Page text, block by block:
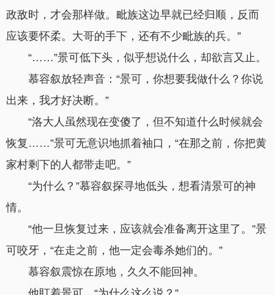
政敌时，才会那样做。毗族这边早就已经归顺，反而
应该要怀柔。大哥的手下，还有不少毗族的兵。”
“……”景可低下头，似乎想说什么，却欲言又止。
慕容叙放轻声音：“景可，你想要我做什么？你说
出来，我才好决断。”
“洛大人虽然现在变傻了，但不知道什么时候就会
恢复……”景可无意识地抓着袖口，“在那之前，你把黄
家村剩下的人都带走吧。”
“为什么？”慕容叙探寻地低头，想看清景可的神
情。
“他一旦恢复过来，应该就会准备离开这里了。”景
可咬牙，“在走之前，他一定会毒杀她们的。”
慕容叙震惊在原地，久久不能回神。